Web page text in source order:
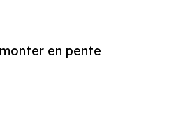
en pente